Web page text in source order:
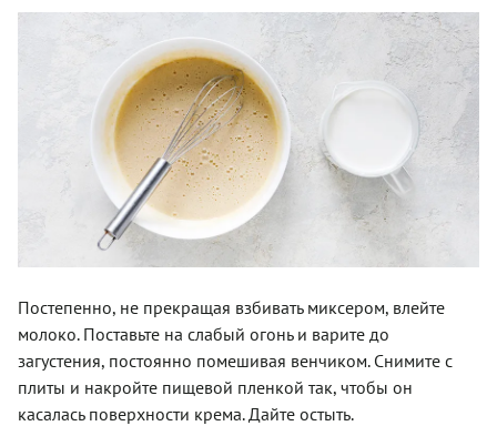
Постепенно, не прекращая взбивать миксером, влейте
молоко. Поставьте на слабый огонь и варите до
загустения, постоянно помешивая венчиком. Снимите с
плиты и накройте пищевой пленкой так, чтобы он
касалась поверхности крема. Дайте остыть.